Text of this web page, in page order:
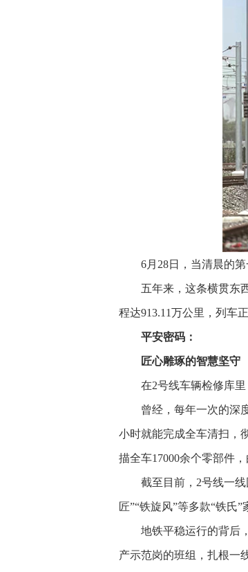
6月28日，当清晨的
五年来，这条横贯东
程达913.11万公里，列车
平安密码：
匠心雕琢的智慧坚守
在2号线车辆检修库里
曾经，每年一次的深
小时就能完成全车清扫，
描全车17000余个零部件
截至目前，2号线一
匠”“铁旋风”等多款“铁氏
地铁平稳运行的背后
产示范岗的班组，扎根一